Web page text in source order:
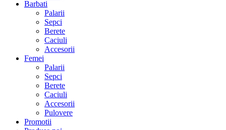
Barbati
Palarii
Sepci
Berete
Caciuli
Accesorii
Femei
Palarii
Sepci
Berete
Caciuli
Accesorii
Pulovere
Promotii